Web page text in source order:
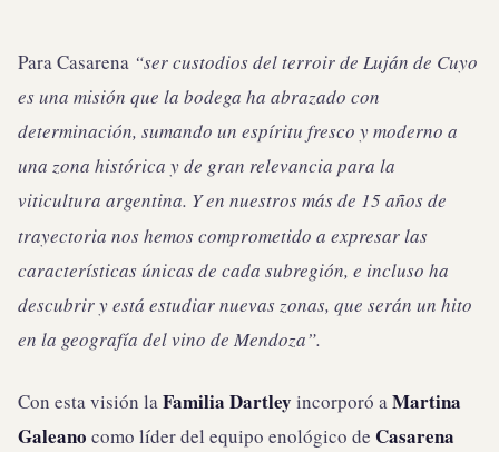
Para Casarena “ser custodios del terroir de Luján de Cuyo
es una misión que la bodega ha abrazado con
determinación, sumando un espíritu fresco y moderno a
una zona histórica y de gran relevancia para la
viticultura argentina. Y en nuestros más de 15 años de
trayectoria nos hemos comprometido a expresar las
características únicas de cada subregión, e incluso ha
descubrir y está estudiar nuevas zonas, que serán un hito
en la geografía del vino de Mendoza”.
Con esta visión laFamilia Dartley incorporó aMartina
Galeano como líder del equipo enológico de Casarena